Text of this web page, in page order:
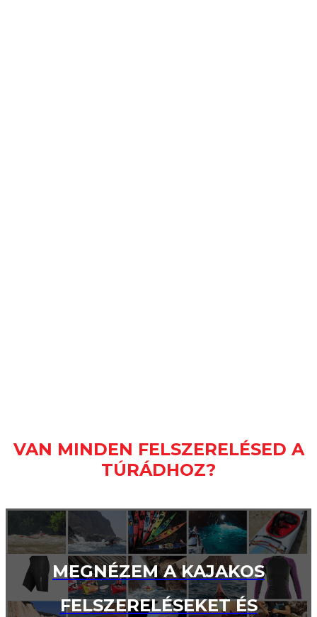
VAN MINDEN FELSZERELÉSED A
TÚRÁDHOZ?
MEGNÉZEM A KAJAKOS
FELSZERELÉSEKET ÉS